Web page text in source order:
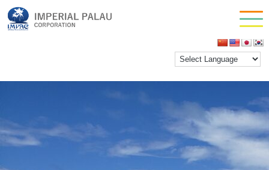
nit 9
inpactestuser |2021年1月27日